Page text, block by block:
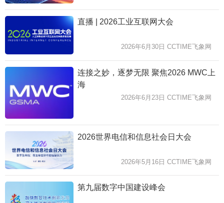
直播 | 2026工业互联网大会
2026年6月30日 CCTIME飞象网
连接之妙，逐梦无限 聚焦2026 MWC上
海
2026年6月23日 CCTIME飞象网
2026世界电信和信息社会日大会
2026年5月16日 CCTIME飞象网
第九届数字中国建设峰会